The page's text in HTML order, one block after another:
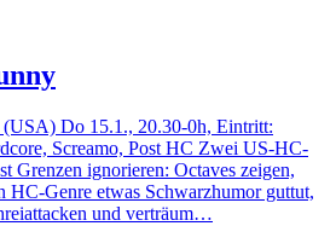
Do 15.1., 20.30-0h, Eintritt:
Screamo, Post HC Zwei US-HC-
Grenzen ignorieren: Octaves zeigen,
HC-Genre etwas Schwarzhumor guttut,
und verträum…